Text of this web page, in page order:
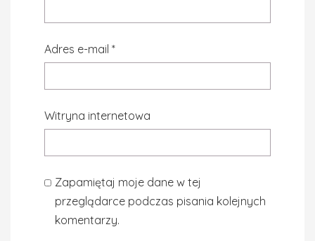
Adres e-mail *
Witryna internetowa
Zapamiętaj moje dane w tej
przeglądarce podczas pisania kolejnych
komentarzy.